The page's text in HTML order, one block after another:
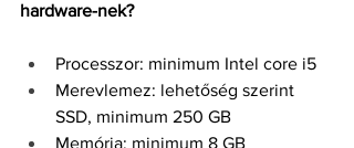
hardware-nek?
Processzor: minimum Intel core i5
Merevlemez: lehetőség szerint
SSD, minimum 250 GB
Memória: minimum 8 GB